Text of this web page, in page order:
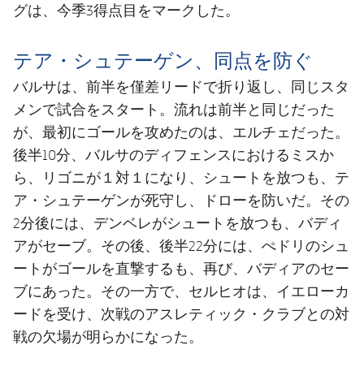
グは、今季3得点目をマークした。
テア・シュテーゲン、同点を防ぐ
バルサは、前半を僅差リードで折り返し、同じスタ
メンで試合をスタート。流れは前半と同じだった
が、最初にゴールを攻めたのは、エルチェだった。
後半10分、バルサのディフェンスにおけるミスか
ら、リゴニが１対１になり、シュートを放つも、テ
ア・シュテーゲンが死守し、ドローを防いだ。その
2分後には、デンベレがシュートを放つも、バディ
アがセーブ。その後、後半22分には、ぺドリのシュ
ートがゴールを直撃するも、再び、バディアのセー
ブにあった。その一方で、セルヒオは、イエローカ
ードを受け、次戦のアスレティック・クラブとの対
戦の欠場が明らかになった。